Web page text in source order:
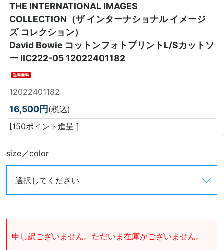
THE INTERNATIONAL IMAGES
COLLECTION（ザ インターナショナル イメージ
ズ コレクション）
David Bowie コットンフォトプリントL/Sカットソ
ー IIC222-05 12022401182
12022401182
16,500円(税込)
[150ポイント進呈 ]
size／color
申し訳ございません。ただいま在庫がございません。